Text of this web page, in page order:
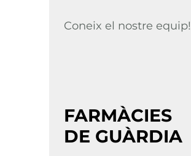
Coneix el nostre equip!
FARMÀCIES
DE GUÀRDIA